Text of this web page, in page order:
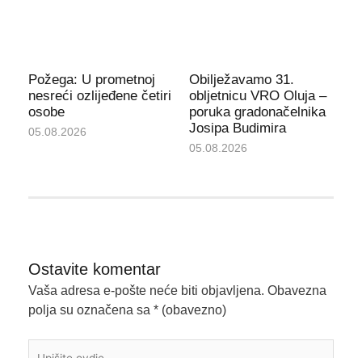
Požega: U prometnoj
nesreći ozlijeđene četiri
osobe
05.08.2026
Obilježavamo 31.
obljetnicu VRO Oluja –
poruka gradonačelnika
Josipa Budimira
05.08.2026
Ostavite komentar
Vaša adresa e-pošte neće biti objavljena. Obavezna
polja su označena sa * (obavezno)